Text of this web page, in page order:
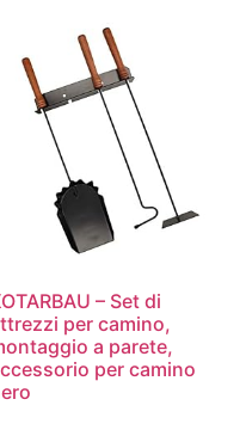
– Set di
per camino,
a parete,
per camino